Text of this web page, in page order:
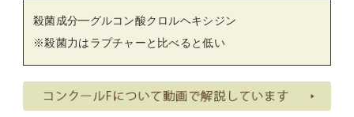
殺菌成分━グルコン酸クロルヘキシジン
※殺菌力はラプチャーと比べると低い